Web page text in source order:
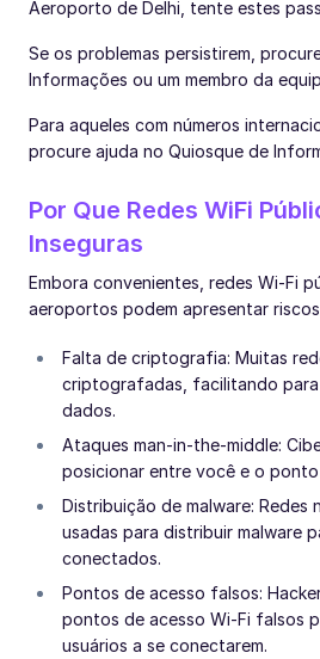
Aeroporto de Delhi, tente estes
Se os problemas persistirem,
Informações ou um membro da
Para aqueles com números
procure ajuda no Quiosque de
Por Que Redes WiFi
Inseguras
Embora convenientes, redes Wi-Fi
aeroportos podem apresentar
Falta de criptografia: Muitas
criptografadas, facilitando
dados.
Ataques man-in-the-middle:
posicionar entre você e o
Distribuição de malware: Redes
usadas para distribuir malware
conectados.
Pontos de acesso falsos:
pontos de acesso Wi-Fi falsos
usuários a se conectarem.